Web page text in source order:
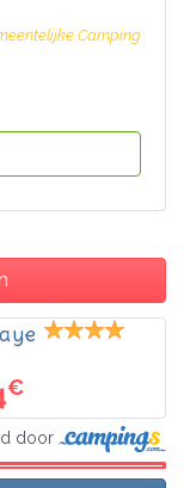
Camping
€
door